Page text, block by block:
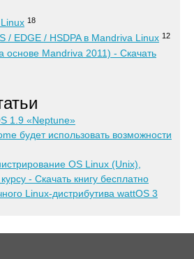
18
/ EDGE / HSDPA в Mandriva Linux 12
основе Mandriva 2011) - Скачать
1.9 «Neptune»
будет использовать возможности
OS Linux (Unix),
- Скачать книгу бесплатно
Linux-дистрибутива wattOS 3